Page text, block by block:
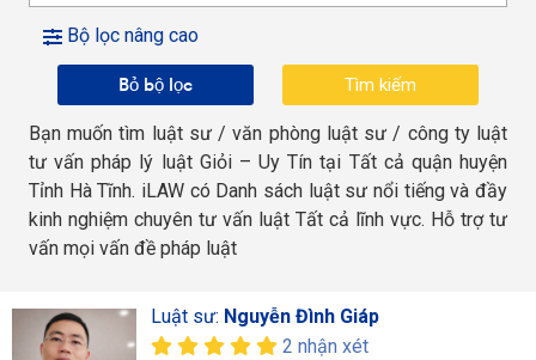
Bộ lọc nâng cao
Bỏ bộ lọc
Bạn muốn tìm luật sư / văn phòng luật sư / công ty luật
tư vấn pháp lý luật Giỏi – Uy Tín tại Tất cả quận huyện
Tỉnh Hà Tĩnh. iLAW có Danh sách luật sư nổi tiếng và đầy
kinh nghiệm chuyên tư vấn luật Tất cả lĩnh vực. Hỗ trợ tư
vấn mọi vấn đề pháp luật
Luật sư: Nguyễn Đình Giáp
2 nhận xét